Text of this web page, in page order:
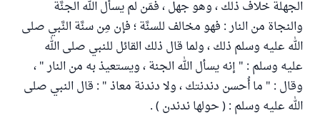
الجهلة خلاف ذلك ، وهو جهل ، فمَن لم يسأل الله الجنَّة
والنجاة من النار : فهو مخالف للسنَّة ؛ فإن مِن سنَّة النَّبي صلى
الله عليه وسلم ذلك ، ولما قال ذلك القائل للنبي صلى الله
عليه وسلم : " إنه يسأل الله الجنة ، ويستعيذ به من النار " ،
وقال : " ما أُحسن دندنتك ، ولا دندنة معاذ " : قال النبي صلى
الله عليه وسلم : ( حولها ندندن ) .